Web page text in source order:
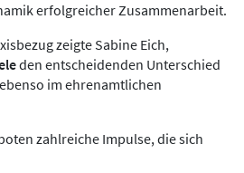
erfolgreicher Zusammenarbeit.
zeigte Sabine Eich,
den entscheidenden Unterschied
im ehrenamtlichen
zahlreiche Impulse, die sich